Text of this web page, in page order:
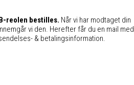
reolen bestilles. Når vi har modtaget din
vi den. Herefter får du en mail med
& betalingsinformation.